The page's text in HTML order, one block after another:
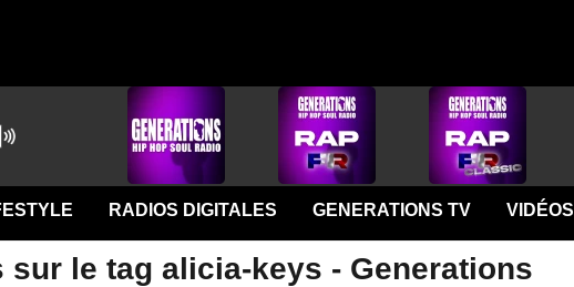
RADIOS DIGITALES GENERATIONS TV VIDÉOS
sur le tag alicia-keys - Generations